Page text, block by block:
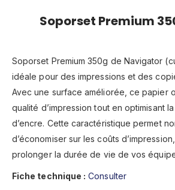
Soporset Premium
Soporset Premium 350g de Navigator
idéale pour des impressions et des
Avec une surface améliorée, ce papier
qualité d’impression tout en optimisant
d’encre. Cette caractéristique permet
d’économiser sur les coûts
prolonger la durée de vie de vos
Fiche technique : Consulter